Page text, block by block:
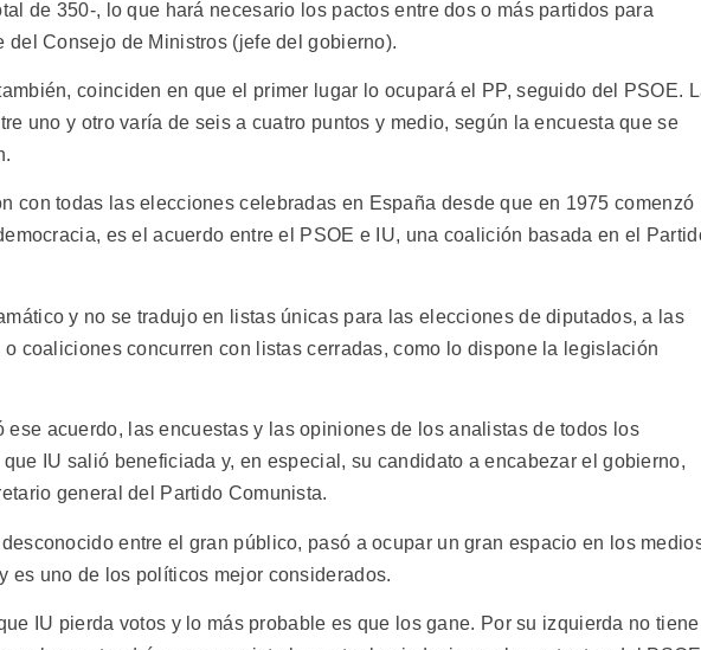
de 350-, lo que hará necesario los pactos entre dos o más partidos para
del Consejo de Ministros (jefe del gobierno).
coinciden en que el primer lugar lo ocupará el PP, seguido del PSOE.
uno y otro varía de seis a cuatro puntos y medio, según la encuesta que se
con todas las elecciones celebradas en España desde que en 1975 comenzó
es el acuerdo entre el PSOE e IU, una coalición basada en el
y no se tradujo en listas únicas para las elecciones de diputados, a las
coaliciones concurren con listas cerradas, como lo dispone la legislación
ese acuerdo, las encuestas y las opiniones de los analistas de todos los
IU salió beneficiada y, en especial, su candidato a encabezar el gobierno,
general del Partido Comunista.
entre el gran público, pasó a ocupar un gran espacio en los
es uno de los políticos mejor considerados.
IU pierda votos y lo más probable es que los gane. Por su izquierda no tiene